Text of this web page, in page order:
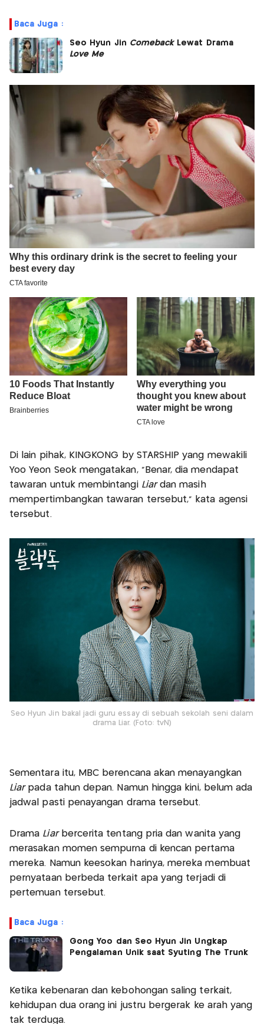
Baca Juga :
Seo Hyun Jin ComebackLewat Drama
Love Me
Di lain pihak, KINGKONG by STARSHIP yang mewakili
Yoo Yeon Seok mengatakan, “Benar, dia mendapat
tawaran untuk membintangi Liardan masih
mempertimbangkan tawaran tersebut,” kata agensi
tersebut.
Seo Hyun Jin bakal jadi guru essay di sebuah sekolah seni dalam
drama Liar. (Foto: tvN)
Sementara itu, MBC berencana akan menayangkan
Liarpada tahun depan. Namun hingga kini, belum ada
jadwal pasti penayangan drama tersebut.
Drama Liarbercerita tentang pria dan wanita yang
merasakan momen sempurna di kencan pertama
mereka. Namun keesokan harinya, mereka membuat
pernyataan berbeda terkait apa yang terjadi di
pertemuan tersebut.
Baca Juga :
Gong Yoo dan Seo Hyun Jin Ungkap
Pengalaman Unik saat Syuting The Trunk
Ketika kebenaran dan kebohongan saling terkait,
kehidupan dua orang ini justru bergerak ke arah yang
tak terduga.